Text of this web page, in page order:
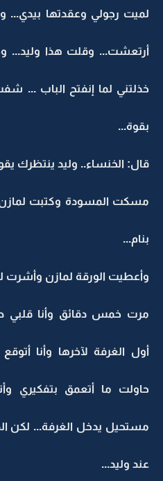
لميت رجولي وعقدتها
أرتعشت... وقلت هذا وليد...
خذلتني لما إنفتح الباب ...
بقوة...
قال: الخنساء.. وليد ينتظرك
مسكت المسودة وكتبت لمازن:
بنام...
وأعطيت الورقة لمازن وأشرت
مرت خمس دقائق وأنا
أول الغرفة لآخرها وأنا
حاولت ما أتعمق بتفكيري
مستحيل يدخل الغرفة... لكن
عند وليد...